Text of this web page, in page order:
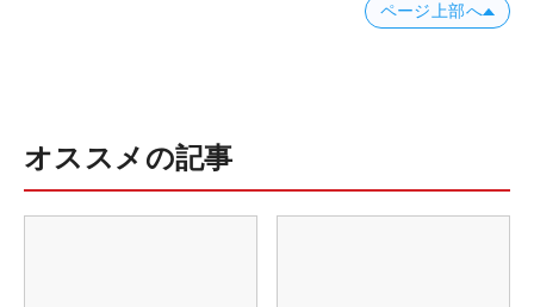
ページ上部へ
オススメの記事